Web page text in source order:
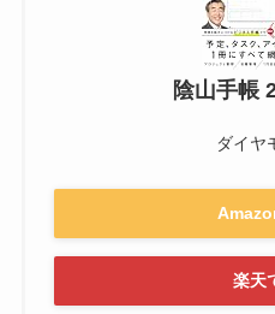
陰山手帳
ダイヤ
楽天